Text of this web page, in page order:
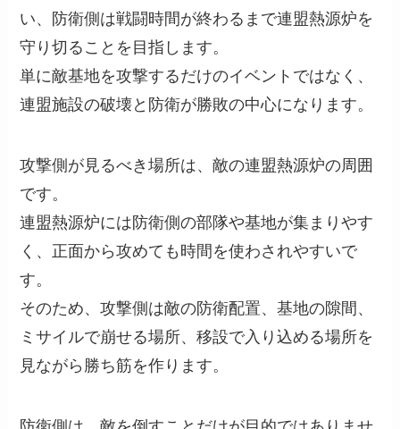
い、防衛側は戦闘時間が終わるまで連盟熱源炉を
守り切ることを目指します。
単に敵基地を攻撃するだけのイベントではなく、
連盟施設の破壊と防衛が勝敗の中心になります。
攻撃側が見るべき場所は、敵の連盟熱源炉の周囲
です。
連盟熱源炉には防衛側の部隊や基地が集まりやす
く、正面から攻めても時間を使わされやすいで
す。
そのため、攻撃側は敵の防衛配置、基地の隙間、
ミサイルで崩せる場所、移設で入り込める場所を
見ながら勝ち筋を作ります。